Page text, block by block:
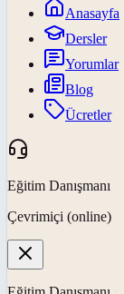
Anasayfa
Dersler
Yorumlar
Blog
Ücretler
Eğitim Danışmanı
Çevrimiçi (online)